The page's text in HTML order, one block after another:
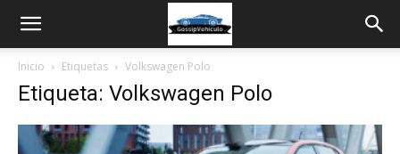
Inicio Etiquetas Volkswagen Polo
Etiqueta: Volkswagen Polo